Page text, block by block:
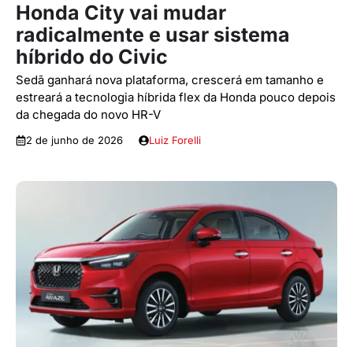
Honda City vai mudar
radicalmente e usar sistema
híbrido do Civic
Sedã ganhará nova plataforma, crescerá em tamanho e
estreará a tecnologia híbrida flex da Honda pouco depois
da chegada do novo HR-V
2 de junho de 2026 Luiz Forelli